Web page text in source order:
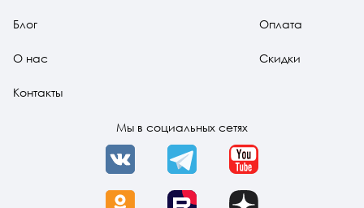
Блог
О нас
Контакты
Оплата
Скидки
Мы в социальных сетях
VK Telegram YouTube